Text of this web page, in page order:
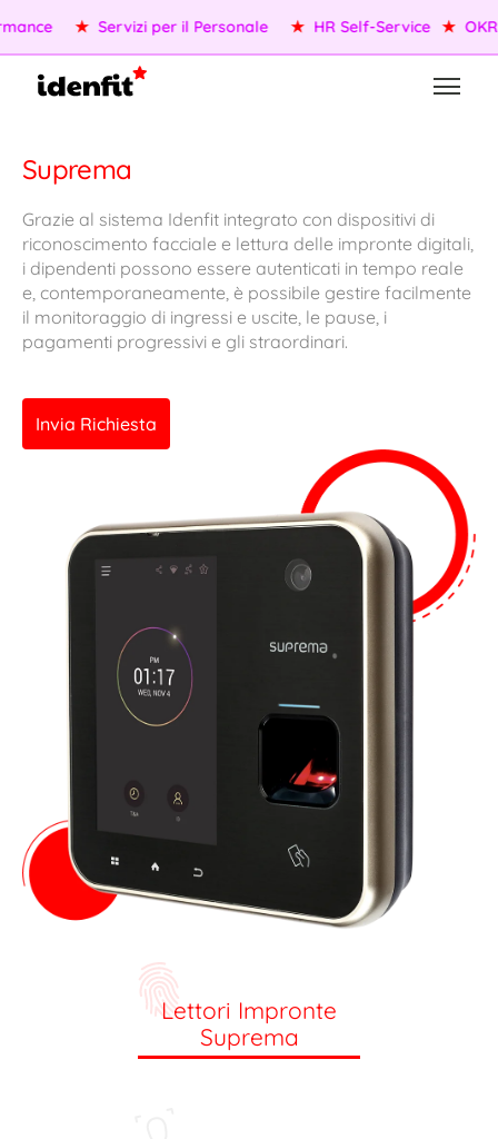
OKR/KPI ★ Agenti AI ★ Gestione della Performance ★
Suprema
Grazie al sistema Idenfit integrato con dispositivi di
riconoscimento facciale e lettura delle impronte digitali,
i dipendenti possono essere autenticati in tempo reale
e, contemporaneamente, è possibile gestire facilmente
il monitoraggio di ingressi e uscite, le pause, i
pagamenti progressivi e gli straordinari.
Invia Richiesta
Lettori Impronte
Suprema